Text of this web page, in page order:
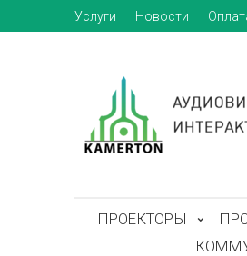
Услуги Новости
ПРОЕКТОРЫ